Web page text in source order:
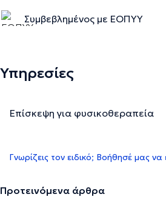
Συμβεβλημένος με ΕΟΠΥΥ
Υπηρεσίες
Επίσκεψη για φυσικοθεραπεία
Γνωρίζεις τον ειδικό; Βοήθησέ μας
Προτεινόμενα άρθρα